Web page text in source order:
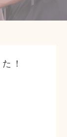
！